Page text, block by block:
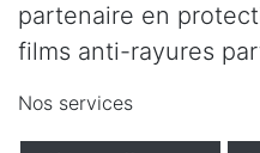
partenaire en
films anti-rayures
Nos services